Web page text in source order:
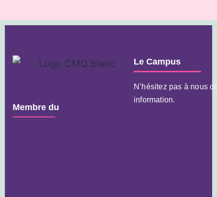
Membre du
Le Campus
N’hésitez pas à nous
information.